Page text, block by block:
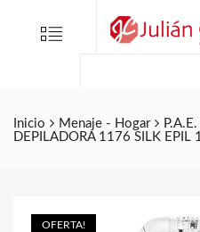
Menu
Inicio Menaje - Hogar P.A.E.
DEPILADORA 1176 SILK EPIL
OFERTA!
Folletos
Contacto